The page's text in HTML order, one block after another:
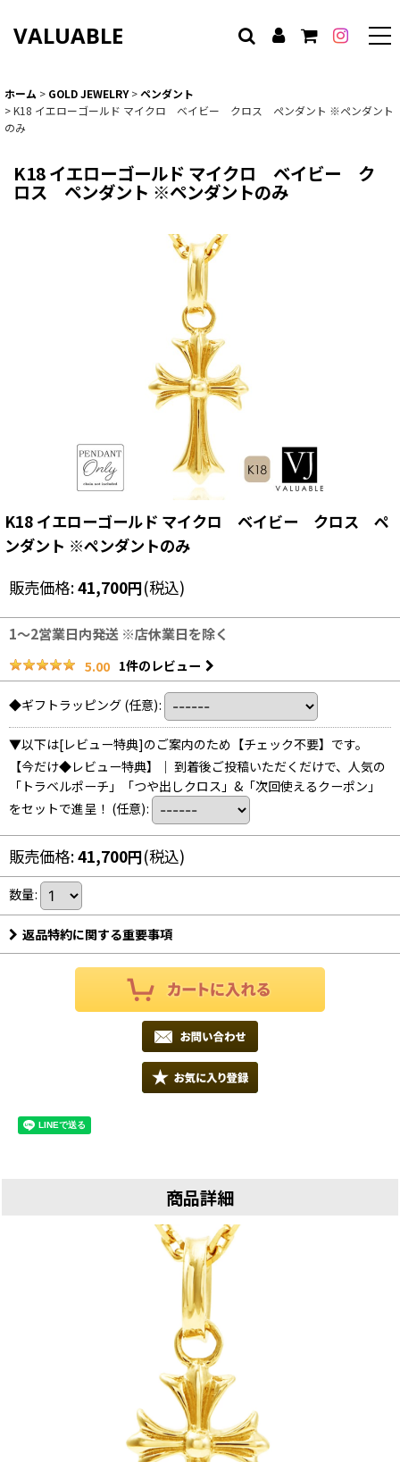
VALUABLE
ホーム > GOLD JEWELRY >ペンダント
>K18 イエローゴールド マイクロ ベイビー クロス ペンダント ※ペンダント
のみ
K18 イエローゴールド マイクロ ベイビー ク
ロス ペンダント ※ペンダントのみ
K18 イエローゴールド マイクロ ベイビー クロス ペ
ンダント ※ペンダントのみ
販売価格:41,700円(税込)
1〜2営業日内発送 ※店休業日を除く
5.00 1件のレビュー
◆ギフトラッピング (任意):
▼以下は[レビュー特典]のご案内のため【チェック不要】です。
【今だけ◆レビュー特典】｜ 到着後ご投稿いただくだけで、人気の
「トラベルポーチ」「つや出しクロス」&「次回使えるクーポン」
をセットで進呈！ (任意):
販売価格:41,700円(税込)
数量:
返品特約に関する重要事項
商品詳細